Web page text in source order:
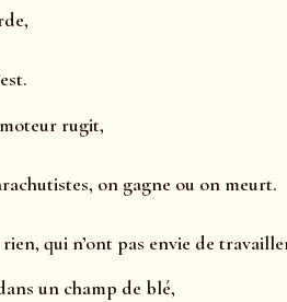
rugit,
on gagne ou on meurt.
qui n’ont pas envie de
un champ de blé,